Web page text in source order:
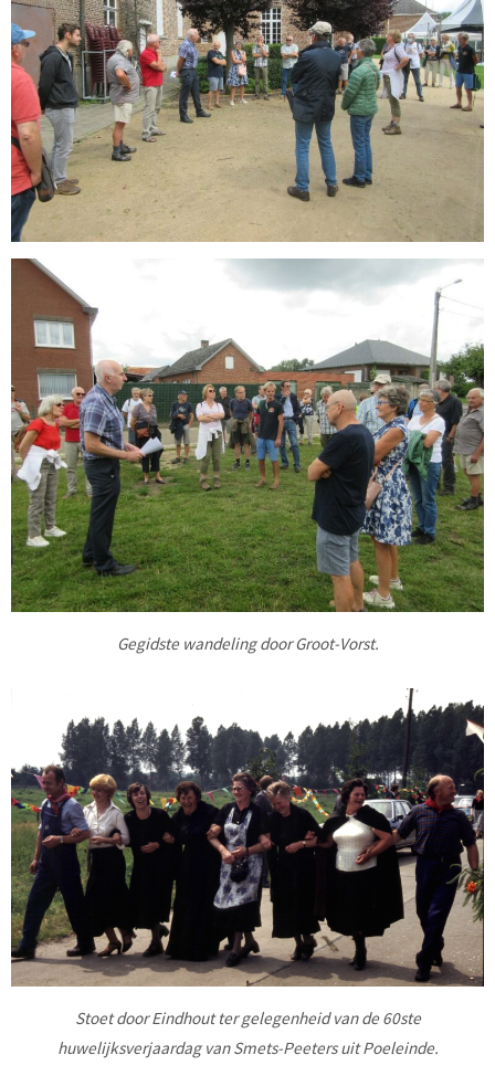
Gegidste wandeling door Groot-Vorst.
Stoet door Eindhout ter gelegenheid van de 60ste
huwelijksverjaardag van Smets-Peeters uit Poeleinde.